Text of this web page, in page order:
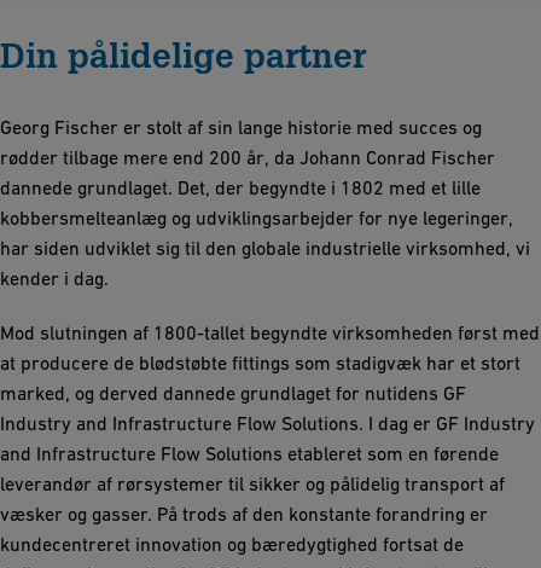
Din pålidelige partner
Georg Fischer er stolt af sin lange historie med succes og
rødder tilbage mere end 200 år, da Johann Conrad Fischer
dannede grundlaget. Det, der begyndte i 1802 med et lille
kobbersmelteanlæg og udviklingsarbejder for nye legeringer,
har siden udviklet sig til den globale industrielle virksomhed, vi
kender i dag.
Mod slutningen af 1800-tallet begyndte virksomheden først med
at producere de blødstøbte fittings som stadigvæk har et stort
marked, og derved dannede grundlaget for nutidens GF
Industry and Infrastructure Flow Solutions. I dag er GF Industry
and Infrastructure Flow Solutions etableret som en førende
leverandør af rørsystemer til sikker og pålidelig transport af
væsker og gasser. På trods af den konstante forandring er
kundecentreret innovation og bæredygtighed fortsat de